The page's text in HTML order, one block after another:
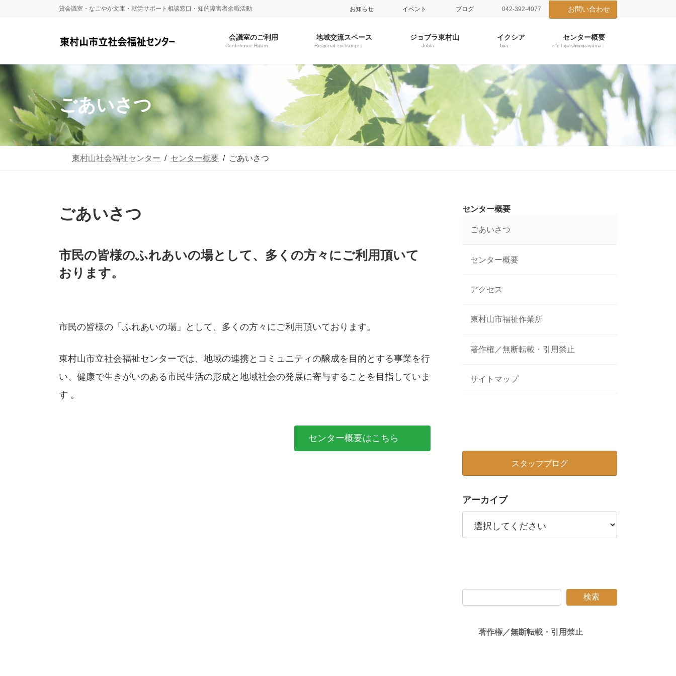
ン
へ
ー
ョ
貸会議室・なごやか文庫・就労サポート相談窓口・知的障害者余暇活動 お知らせ イベント ブログ 042-392-4077 お問い合わせ
会議室のご利用
Conference Room
地域交流スペース
Regional exchange
ジョブラ東村山
Jobla
イクシア
Ixia
センター概要
sfc-higashimurayama
ごあいさつ
東村山社会福祉センター センター概要 ごあいさつ
ごあいさつ
市民の皆様のふれあいの場として、多くの方々にご利用頂いて
おります。
市民の皆様の「ふれあいの場」として、多くの方々にご利用頂いております。
東村山市立社会福祉センターでは、地域の連携とコミュニティの醸成を目的とする事業を行
い、健康で生きがいのある市民生活の形成と地域社会の発展に寄与することを目指していま
す 。
センター概要はこちら
センター概要
ごあいさつ
センター概要
アクセス
東村山市福祉作業所
著作権／無断転載・引用禁止
サイトマップ
スタッフブログ
アーカイブ
検索
著作権／無断転載・引用禁止